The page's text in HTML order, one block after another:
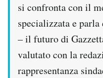
si confronta con il
specializzata e
– il futuro di
valutato con la
rappresentanza